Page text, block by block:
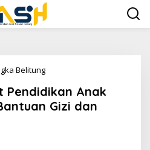
BelitungPT
Perkuat
Pendidikan
Anak
Pendidikan Anak
Gizi dan